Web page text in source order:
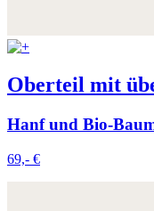
Oberteil mit
Hanf und Bio-
69,- €